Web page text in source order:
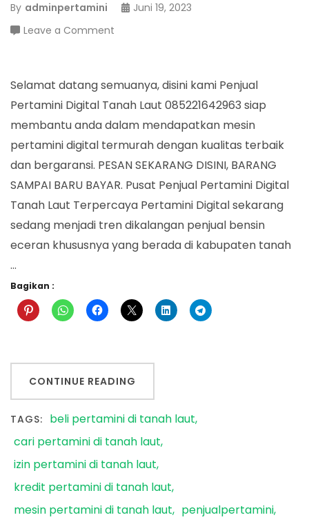
By adminpertamini
Juni 19, 2023
Leave a Comment
Digital
Tanah
Laut
Selamat datang semuanya, disini kami Penjual
Pertamini Digital Tanah Laut 085221642963 siap
membantu anda dalam mendapatkan mesin
pertamini digital termurah dengan kualitas terbaik
dan bergaransi. PESAN SEKARANG DISINI, BARANG
SAMPAI BARU BAYAR. Pusat Penjual Pertamini Digital
Tanah Laut Terpercaya Pertamini Digital sekarang
sedang menjadi tren dikalangan penjual bensin
eceran khususnya yang berada di kabupaten tanah
…
Bagikan :
CONTINUE READING
TAGS: beli pertamini di tanah laut
cari pertamini di tanah laut
izin pertamini di tanah laut
kredit pertamini di tanah laut
mesin pertamini di tanah laut
penjualpertamini